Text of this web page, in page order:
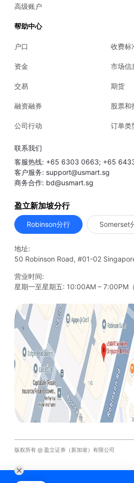
高级账户
帮助中心
户口 收费标
资金 市场信
交易 期货
融资融券 股票和
公司行动 订单类
联系我们
客服热线: +65 6303 0663; +65
客户服务: support@usmart.sg
商务合作: bd@usmart.sg
盈立新加坡分行
Robinson分行 Somerset
地址:
50 Robinson Road, #01-02
营业时间:
星期一至星期五: 10:00AM – 7:00PM（
版权所有 @ 盈立证券（新加坡）有限公司